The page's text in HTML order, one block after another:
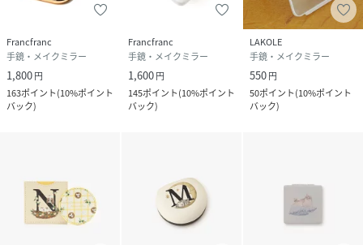
Francfranc
手鏡・メイクミラー
1,800円
163ポイント(10%ポイント
バック)
Francfranc
手鏡・メイクミラー
1,600円
145ポイント(10%ポイント
バック)
LAKOLE
手鏡・メイクミラー
550円
50ポイント(10%ポイント
バック)